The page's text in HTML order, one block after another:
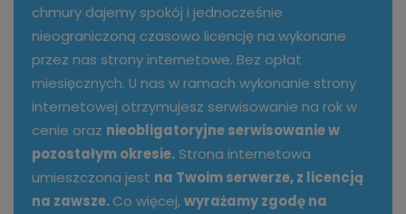
chmury dajemy spokój i jednocześnie
nieograniczoną czasowo licencję na wykonane
przez nas strony internetowe. Bez opłat
miesięcznych. U nas w ramach wykonanie strony
internetowej otrzymujesz serwisowanie na rok w
cenie oraz nieobligatoryjne serwisowanie w
pozostałym okresie. Strona internetowa
umieszczona jest na Twoim serwerze, z licencją
na zawsze.Co więcej,wyrażamy zgodę na